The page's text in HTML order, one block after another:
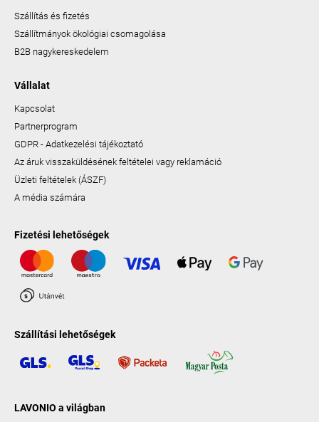
Szállítás és fizetés
Szállítmányok ökológiai csomagolása
B2B nagykereskedelem
Vállalat
Kapcsolat
Partnerprogram
GDPR - Adatkezelési tájékoztató
Az áruk visszaküldésének feltételei vagy reklamáció
Üzleti feltételek (ÁSZF)
A média számára
Fizetési lehetőségek
Szállítási lehetőségek
LAVONIO a világban